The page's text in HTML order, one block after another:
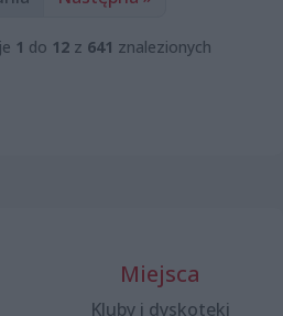
1 do 12 z 641 znalezionych
Miejsca
Kluby i dyskoteki